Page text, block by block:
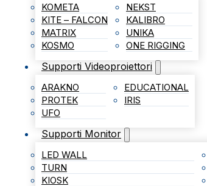
KOMETA
KITE – FALCON
MATRIX
KOSMO
NEKST
KALIBRO
UNIKA
ONE RIGGING
Supporti Videoproiettori
ARAKNO
PROTEK
UFO
EDUCATIONAL
IRIS
Supporti Monitor
LED WALL
TURN
KIOSK